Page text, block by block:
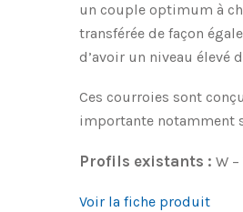
un couple optimum à
transférée de façon
d’avoir un niveau
Ces courroies sont
importante notamment
Profils existants : W –
Voir la fiche produit